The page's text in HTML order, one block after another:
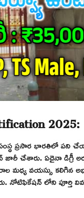
2025:
ప్రసార భారతిలో పని
చేశారు. ఏదైనా డిగ్రీ
మధ్య వయస్సు కలిగిన
నోటిఫికేషన్ లోని పూర్తి